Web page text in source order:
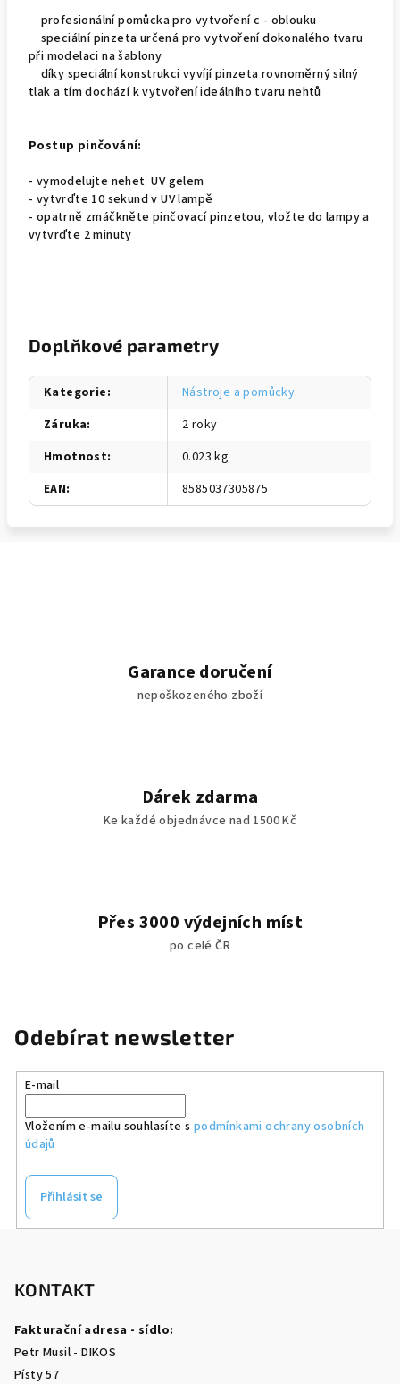
profesionální pomůcka pro vytvoření c - oblouku
speciální pinzeta určená pro vytvoření dokonalého tvaru
při modelaci na šablony
díky speciální konstrukci vyvíjí pinzeta rovnoměrný silný
tlak a tím dochází k vytvoření ideálního tvaru nehtů
Postup pinčování:
- vymodelujte nehet UV gelem
- vytvrďte 10 sekund v UV lampě
- opatrně zmáčkněte pinčovací pinzetou, vložte do lampy a
vytvrďte 2 minuty
Doplňkové parametry
Kategorie:
Nástroje a pomůcky
Záruka:
2 roky
Hmotnost:
0.023 kg
EAN: 8585037305875
Garance doručení
nepoškozeného zboží
Dárek zdarma
Ke každé objednávce nad 1500 Kč
Přes 3000 výdejních míst
po celé ČR
Odebírat newsletter
E-mail
Vložením e-mailu souhlasíte s podmínkami ochrany osobních
údajů
Přihlásit se
KONTAKT
Fakturační adresa - sídlo:
Petr Musil - DIKOS
Písty 57